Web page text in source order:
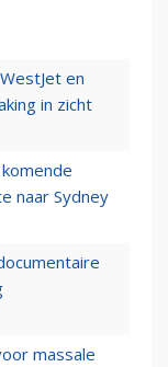
en
in zicht
naar Sydney
massale